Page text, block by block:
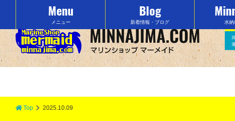
沖縄の水納島でマリンスポーツをするなら「マーメイド」で決まり！
Menu
メニュー
Blog
新着情報・ブログ 水納
Top 2025.10.09